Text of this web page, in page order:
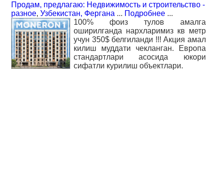
Продам, предлагаю: Недвижимость и строительство -
разное, Узбекистан, Фергана ... Подробнее ...
100% фоиз тулов амалга
оширилганда нархларимиз кв метр
учун 350$ белгиланди !!! Акция амал
килиш муддати чекланган. Европа
стандартлари асосида юкори
сифатли курилиш объектлари.